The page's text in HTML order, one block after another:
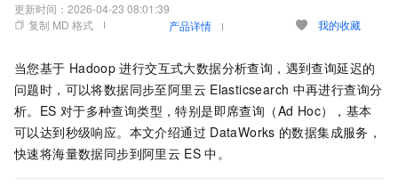
更新时间： 2026-04-23 08:01:39
复制 MD 格式
产品详情 我的收藏
当您基于 Hadoop 进行交互式大数据分析查询，遇到查询延迟的
问题时，可以将数据同步至阿里云 Elasticsearch 中再进行查询分
析。ES 对于多种查询类型，特别是即席查询（Ad Hoc），基本
可以达到秒级响应。本文介绍通过 DataWorks 的数据集成服务，
快速将海量数据同步到阿里云 ES 中。